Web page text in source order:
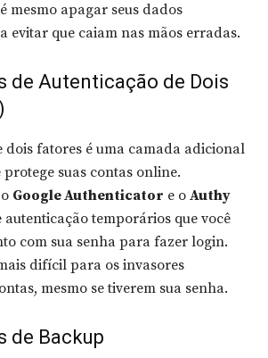
mesmo apagar seus dados
evitar que caiam nas mãos erradas.
de Autenticação de Dois
dois fatores é uma camada adicional
protege suas contas online.
Google Authenticator e o Authy
autenticação temporários que você
com sua senha para fazer login.
difícil para os invasores
mesmo se tiverem sua senha.
de Backup